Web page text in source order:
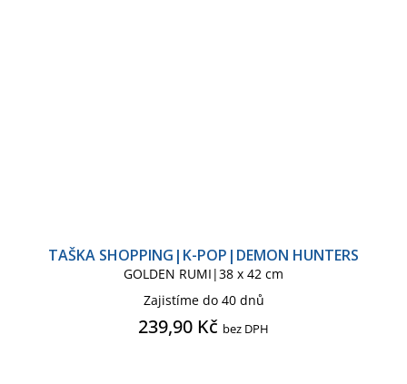
TAŠKA SHOPPING|K-POP|DEMON HUNTERS
GOLDEN RUMI|38 x 42 cm
Zajistíme do 40 dnů
239,90 Kč bez DPH